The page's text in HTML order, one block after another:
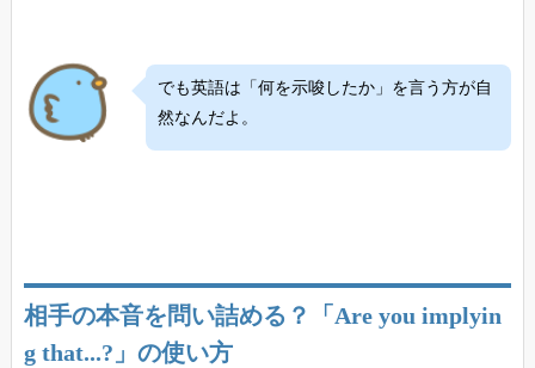
でも英語は「何を示唆したか」を言う方が自
然なんだよ。
相手の本音を問い詰める？「Are you implyin
g that...?」の使い方